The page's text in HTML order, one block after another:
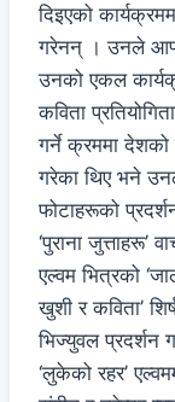
दिइएको
गरेनन् । उनले
उनको एकल
कविता
गर्ने क्रममा देशको
गरेका थिए भने
फोटाहरूको
‘पुराना
एल्वम भित्रको
खुशी र कविता’
भिज्युवल प्रदर्शन
‘लुकेको रहर’